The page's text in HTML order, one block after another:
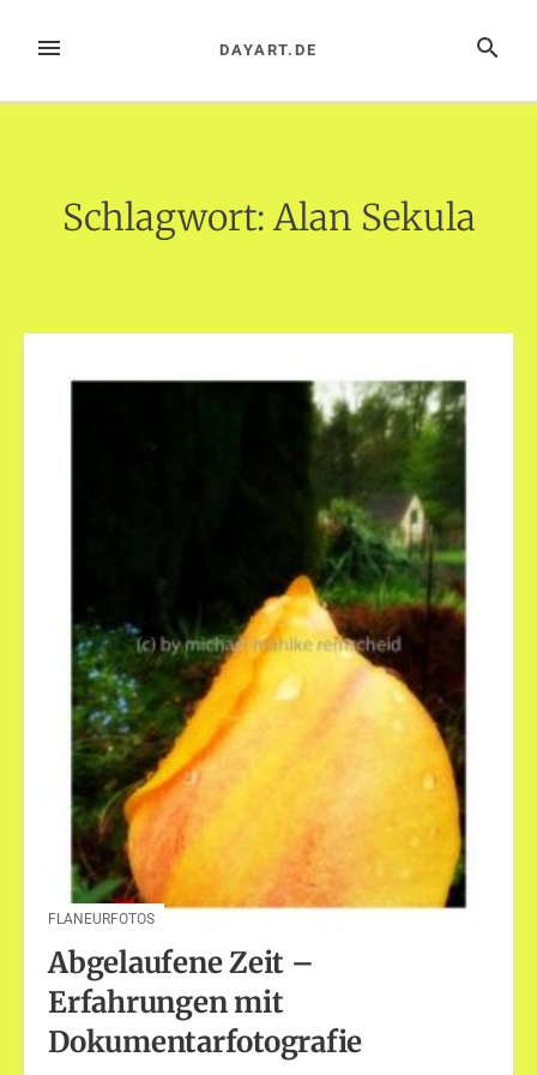
InhaltMENÜ SUCHE
DAYART.DE
Schlagwort: Alan Sekula
FLANEURFOTOS
Abgelaufene Zeit –
Erfahrungen mit
Dokumentarfotografie